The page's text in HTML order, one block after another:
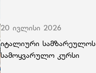
20 ივლისი 2026
იტალიური სამზარეულოს
სამოყვარულო კურსი